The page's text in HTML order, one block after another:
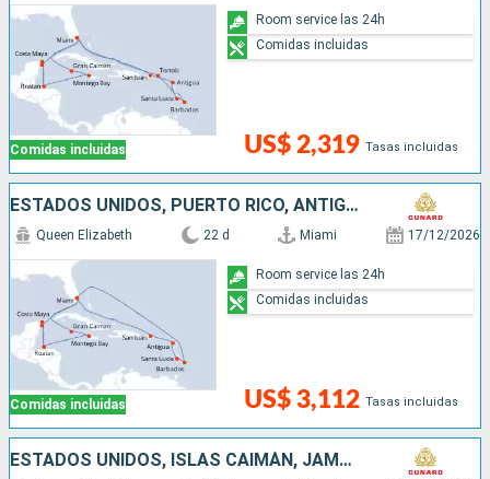
Comidas incluidas US$ 2,319 Tasas incluidas
Room service las 24h
Comidas incluidas
ESTADOS UNIDOS, PUERTO RICO, ANTIGUA Y BARBUDA, SANTA LUCIA, BARBADOS, SAN MARTÍN, ISLAS CAIMÁN, JAMAICA, HONDURAS, MÉXICO
Comidas incluidas
Queen Elizabeth 22 d Miami 17/12/2026
US$ 3,112 Tasas incluidas
Room service las 24h
Comidas incluidas
ESTADOS UNIDOS, ISLAS CAIMÁN, JAMAICA, HONDURAS, MÉXICO, PUERTO RICO, ANTIGUA Y BARBUDA, SANTA LUCIA, BARBADOS, SAN MARTÍN